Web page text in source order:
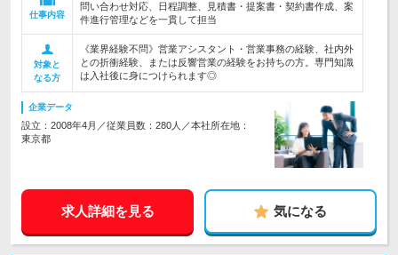
仕事内容
問い合わせ対応、日程調整、見積書・提案書・契約書作成、案
件進行管理などを一貫して担当
対象と
なる方
《業界経験不問》営業アシスタント・営業事務の経験、社内外
との折衝経験、または反響営業の経験をお持ちの方。専門知識
は入社後に身につけられます◎
企業データ
設立：2008年4月／従業員数：280人／本社所在地：
東京都
求人詳細を見る 気になる